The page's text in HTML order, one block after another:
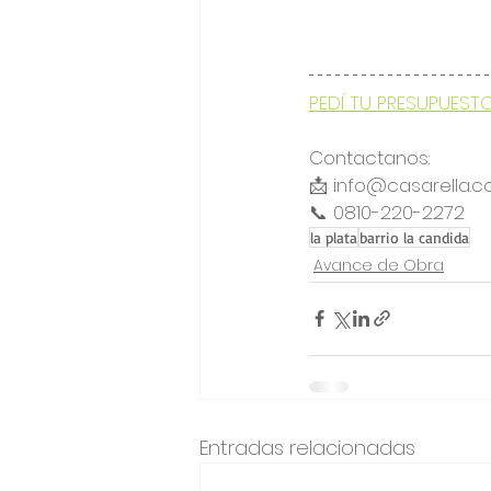
PEDÍ TU
Contactanos:
📩
📞 0810-220-2272
la plata barrio la candida
Avance de Obra
Entradas relacionadas